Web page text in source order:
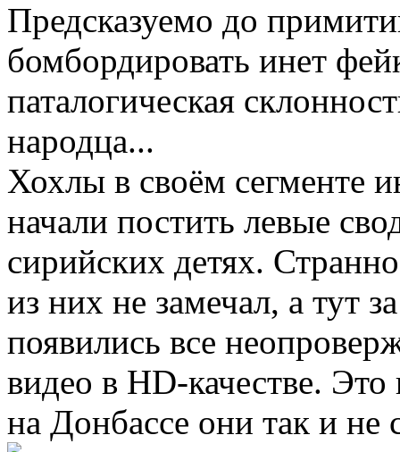
Предсказуемо до
бомбордировать инет
паталогическая
народца...
Хохлы в своём сегменте
начали постить левые
сирийских детях.
из них не замечал, а тут
появились все
видео в HD-качестве.
на Донбассе они так и не